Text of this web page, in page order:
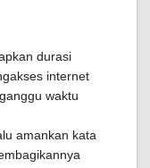
durasi
internet
waktu
amankan kata